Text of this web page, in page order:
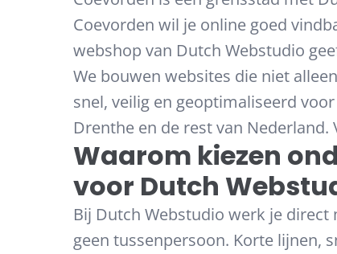
Coevorden wil je online goed
webshop van Dutch Webstudio
We bouwen websites die niet
snel, veilig en geoptimaliseerd
Drenthe en de rest van
Waarom kiezen
voor Dutch
Bij Dutch Webstudio werk je
geen tussenpersoon. Korte lijnen,